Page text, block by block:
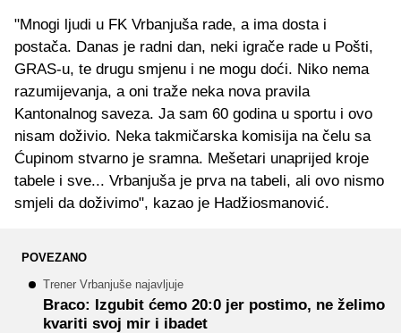
"Mnogi ljudi u FK Vrbanjuša rade, a ima dosta i
postača. Danas je radni dan, neki igrače rade u Pošti,
GRAS-u, te drugu smjenu i ne mogu doći. Niko nema
razumijevanja, a oni traže neka nova pravila
Kantonalnog saveza. Ja sam 60 godina u sportu i ovo
nisam doživio. Neka takmičarska komisija na čelu sa
Ćupinom stvarno je sramna. Mešetari unaprijed kroje
tabele i sve... Vrbanjuša je prva na tabeli, ali ovo nismo
smjeli da doživimo", kazao je Hadžiosmanović.
POVEZANO
Trener Vrbanjuše najavljuje
Braco: Izgubit ćemo 20:0 jer postimo, ne želimo
kvariti svoj mir i ibadet